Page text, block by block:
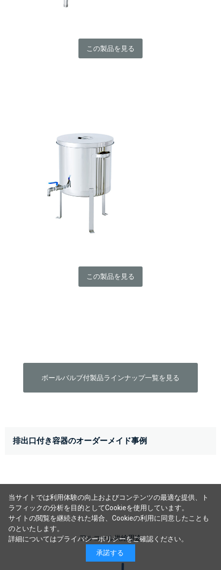
この製品を見る
この製品を見る
ボールバルブ付製品ラインナップ一覧を見る
排出口付き容器のオーダーメイド事例
アルコール供給用途
当サイトでは利用体験の向上およびコンテンツの最適な提供、ト
ラフィックの分析を目的としてCookieを使用しています。
サイトの閲覧を継続された場合、Cookieの利用に同意したことも
のといたします。
詳細についてはプライバシーポリシーをご確認ください。
承諾する